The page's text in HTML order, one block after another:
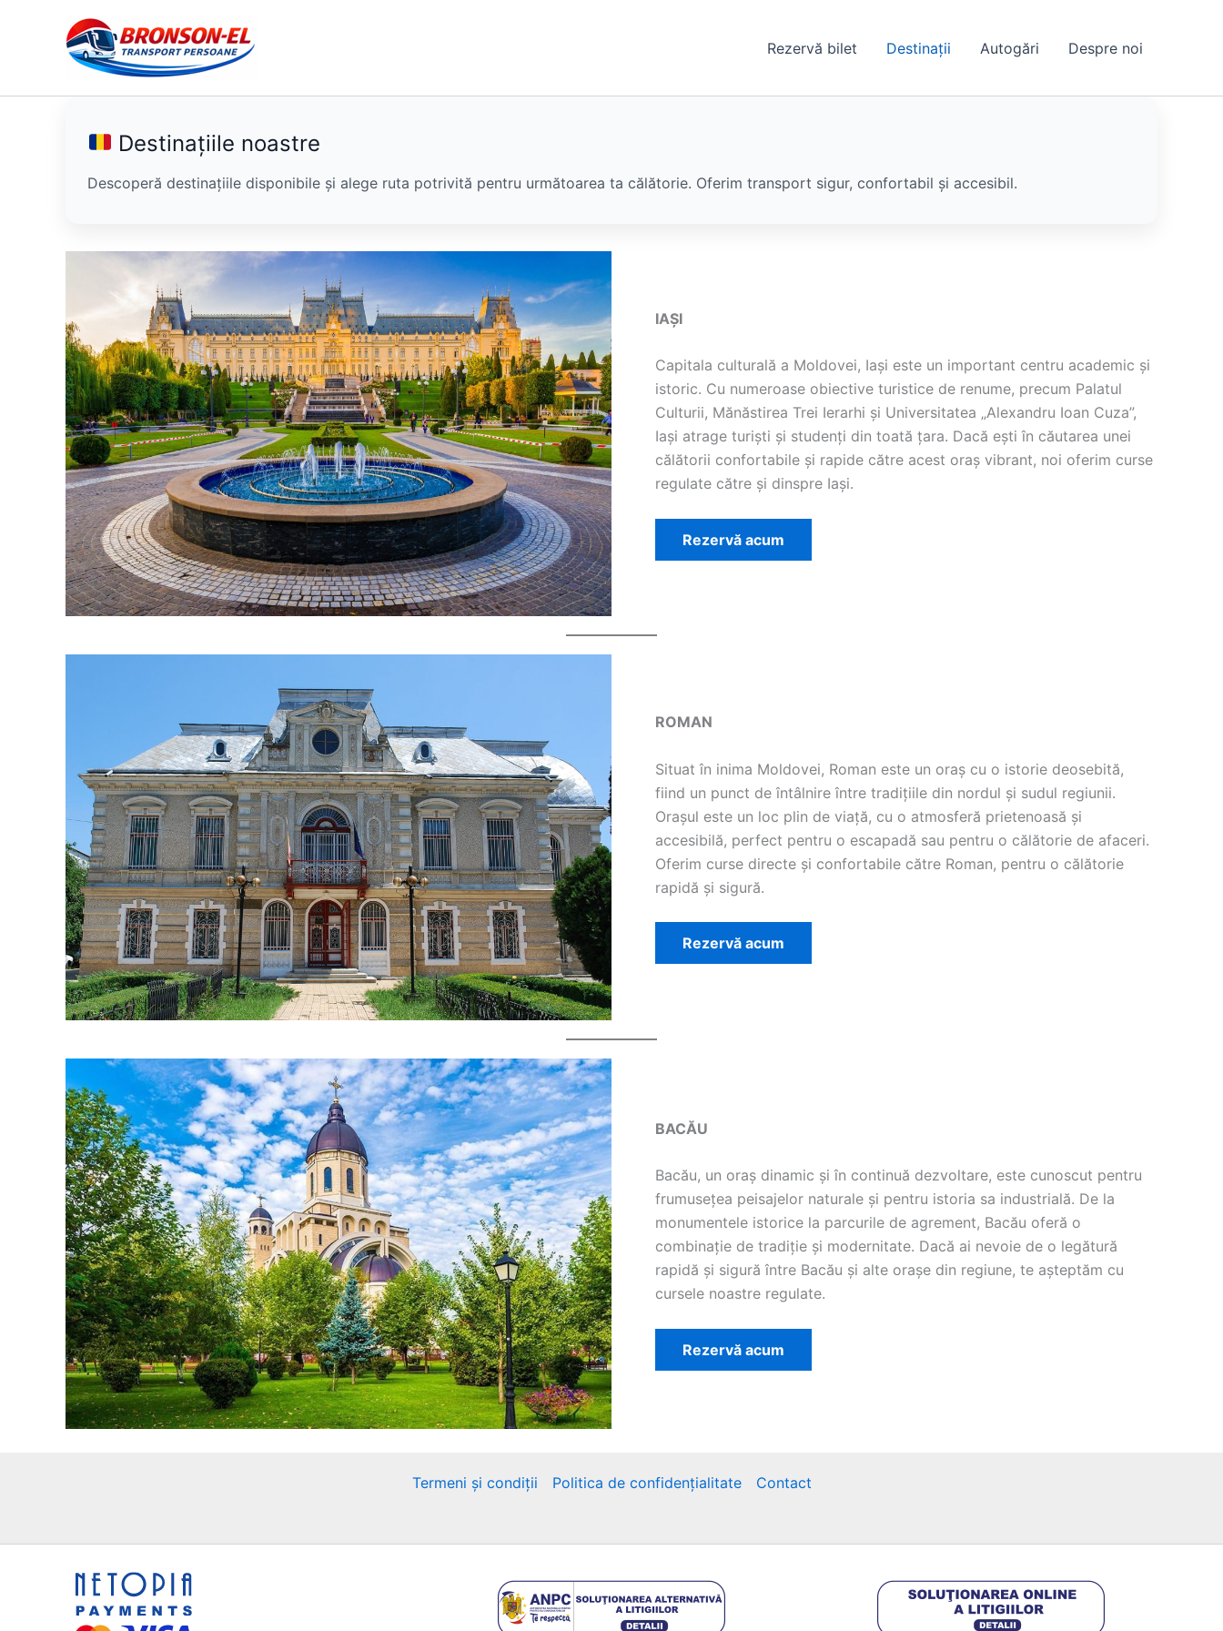
Rezervă bilet Destinații Autogări Despre noi
Destinațiile noastre
Descoperă destinațiile disponibile și alege ruta potrivită pentru următoarea ta călătorie. Oferim transport sigur, confortabil și accesibil.
IAȘI
Capitala culturală a Moldovei, Iași este un important centru academic și
istoric. Cu numeroase obiective turistice de renume, precum Palatul
Culturii, Mănăstirea Trei Ierarhi și Universitatea „Alexandru Ioan Cuza”,
Iași atrage turiști și studenți din toată țara. Dacă ești în căutarea unei
călătorii confortabile și rapide către acest oraș vibrant, noi oferim curse
regulate către și dinspre Iași.
Rezervă acum
ROMAN
Situat în inima Moldovei, Roman este un oraș cu o istorie deosebită,
fiind un punct de întâlnire între tradițiile din nordul și sudul regiunii.
Orașul este un loc plin de viață, cu o atmosferă prietenoasă și
accesibilă, perfect pentru o escapadă sau pentru o călătorie de afaceri.
Oferim curse directe și confortabile către Roman, pentru o călătorie
rapidă și sigură.
Rezervă acum
BACĂU
Bacău, un oraș dinamic și în continuă dezvoltare, este cunoscut pentru
frumusețea peisajelor naturale și pentru istoria sa industrială. De la
monumentele istorice la parcurile de agrement, Bacău oferă o
combinație de tradiție și modernitate. Dacă ai nevoie de o legătură
rapidă și sigură între Bacău și alte orașe din regiune, te așteptăm cu
cursele noastre regulate.
Rezervă acum
Termeni și condiții Politica de confidențialitate Contact